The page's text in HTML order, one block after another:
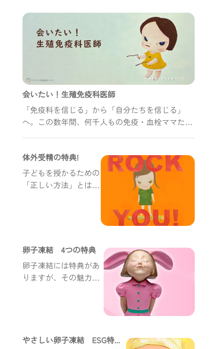
会いたい！生殖免疫科医師
「免疫科を信じる」から「自分たちを信じる」
へ。この数年間、何千人もの免疫・血栓ママたち
が悪い」という言葉が、私たちの新たな挑戦への
火付け役となりました。
体外受精の特典!
子どもを授かるための
「正しい方法」とはど
受精での移植にも同じ
ことが言えるのでし
ょ...
卵子凍結 4つの特典
卵子凍結には特典があ
りますが、その魅力的
やさしい卵子凍結 ESG特典はどれくらい？